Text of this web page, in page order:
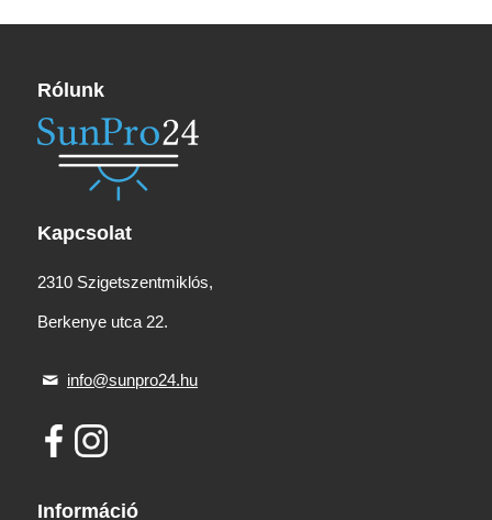
Rólunk
Kapcsolat
2310 Szigetszentmiklós,
Berkenye utca 22.
info@sunpro24.hu
Információ